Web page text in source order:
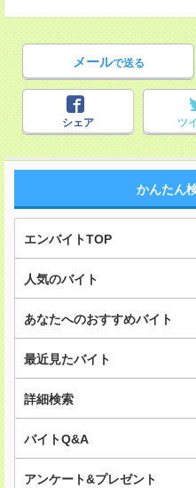
メールで送る
シェア ツ
かんたん
エンバイトTOP
人気のバイト
あなたへのおすすめバイト
最近見たバイト
詳細検索
バイトQ&A
アンケート&プレゼント